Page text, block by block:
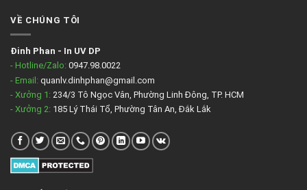
VỀ CHÚNG TÔI
Đinh Phan - In UV DP
- Hotline/Zalo: 0947.98.0022
- Email: quanlv.dinhphan@gmail.com
- Xưởng 1: 234/3 Tô Ngọc Vân, Phường Linh Đông, TP. HCM
- Xưởng 2: 185 Lý Thái Tổ, Phường Tân An, Đắk Lắk